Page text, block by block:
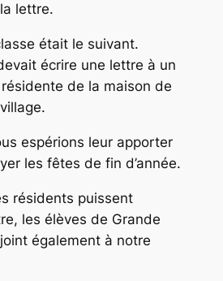
lettre.
était le suivant.
écrire une lettre à un
de la maison de
espérions leur apporter
les fêtes de fin d’année.
résidents puissent
les élèves de Grande
également à notre